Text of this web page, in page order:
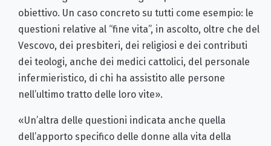
obiettivo. Un caso concreto su tutti come esempio: le
questioni relative al “fine vita”, in ascolto, oltre che del
Vescovo, dei presbiteri, dei religiosi e dei contributi
dei teologi, anche dei medici cattolici, del personale
infermieristico, di chi ha assistito alle persone
nell’ultimo tratto delle loro vite».
«Un’altra delle questioni indicata anche quella
dell’apporto specifico delle donne alla vita della